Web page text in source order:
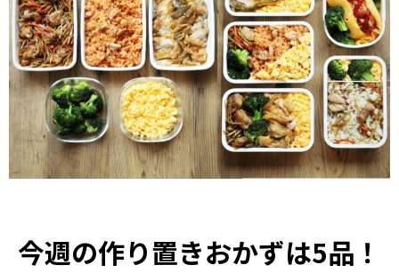
今週の作り置きおかずは5品！